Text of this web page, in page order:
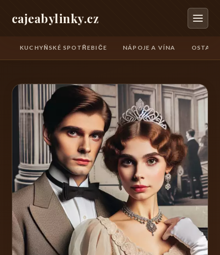
cajeabylinky.cz
KUCHYŇSKÉ SPOTŘEBIČE NÁPOJE A VÍNA